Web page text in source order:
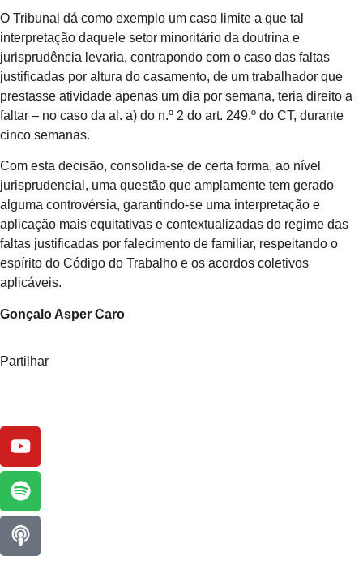
O Tribunal dá como exemplo um caso limite a que tal
interpretação daquele setor minoritário da doutrina e
jurisprudência levaria, contrapondo com o caso das faltas
justificadas por altura do casamento, de um trabalhador que
prestasse atividade apenas um dia por semana, teria direito a
faltar – no caso da al. a) do n.º 2 do art. 249.º do CT, durante
cinco semanas.
Com esta decisão, consolida-se de certa forma, ao nível
jurisprudencial, uma questão que amplamente tem gerado
alguma controvérsia, garantindo-se uma interpretação e
aplicação mais equitativas e contextualizadas do regime das
faltas justificadas por falecimento de familiar, respeitando o
espírito do Código do Trabalho e os acordos coletivos
aplicáveis.
Gonçalo Asper Caro
Partilhar